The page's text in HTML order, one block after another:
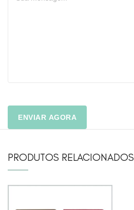
PRODUTOS RELACIONADOS